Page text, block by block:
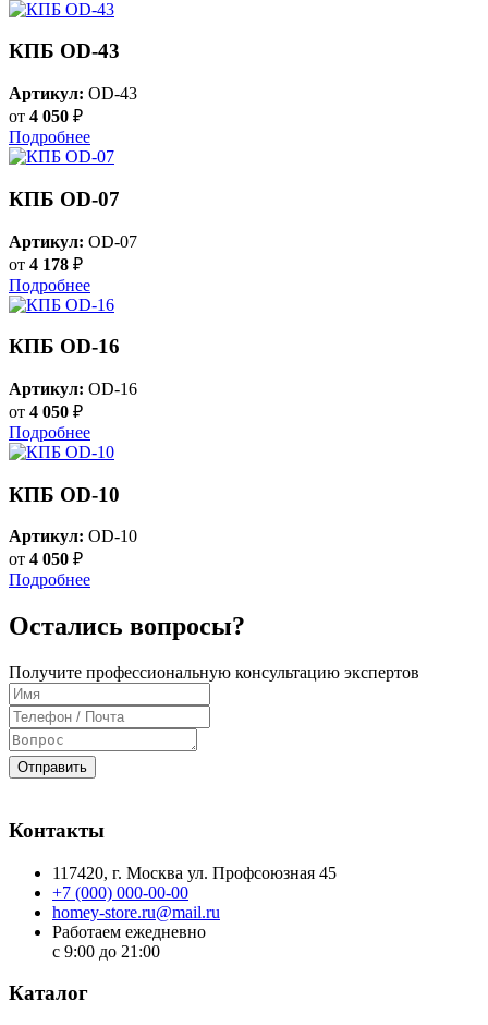
КПБ OD-43
Артикул: OD-43
от 4 050 ₽
Подробнее
КПБ OD-07
Артикул: OD-07
от 4 178 ₽
Подробнее
КПБ OD-16
Артикул: OD-16
от 4 050 ₽
Подробнее
КПБ OD-10
Артикул: OD-10
от 4 050 ₽
Подробнее
Остались вопросы?
Получите профессиональную консультацию экспертов
Отправить
Контакты
117420, г. Москва ул. Профсоюзная 45
+7 (000) 000-00-00
homey-store.ru@mail.ru
Работаем ежедневно
с 9:00 до 21:00
Каталог